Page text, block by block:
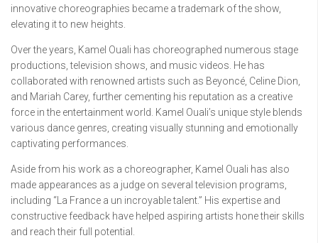
innovative choreographies became a trademark of the show,
elevating it to new heights.
Over the years, Kamel Ouali has choreographed numerous stage
productions, television shows, and music videos. He has
collaborated with renowned artists such as Beyoncé, Celine Dion,
and Mariah Carey, further cementing his reputation as a creative
force in the entertainment world. Kamel Ouali’s unique style blends
various dance genres, creating visually stunning and emotionally
captivating performances.
Aside from his work as a choreographer, Kamel Ouali has also
made appearances as a judge on several television programs,
including “La France a un incroyable talent.” His expertise and
constructive feedback have helped aspiring artists hone their skills
and reach their full potential.